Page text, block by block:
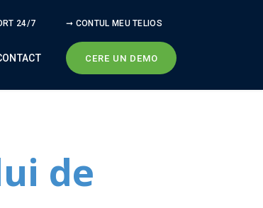
24/7 ➞ CONTUL MEU TELIOS
CERE UN DEMO
de